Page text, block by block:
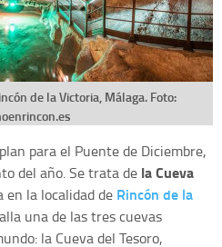
de la Victoria, Málaga. Foto:
para el Puente de Diciembre,
del año. Se trata de la Cueva
en la localidad de Rincón de la
una de las tres cuevas
la Cueva del Tesoro,